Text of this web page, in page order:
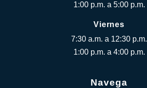
1:00 p.m. a 5:00 p.m.
Viernes
7:30 a.m. a 12:30 p.m.
1:00 p.m. a 4:00 p.m.
Navega